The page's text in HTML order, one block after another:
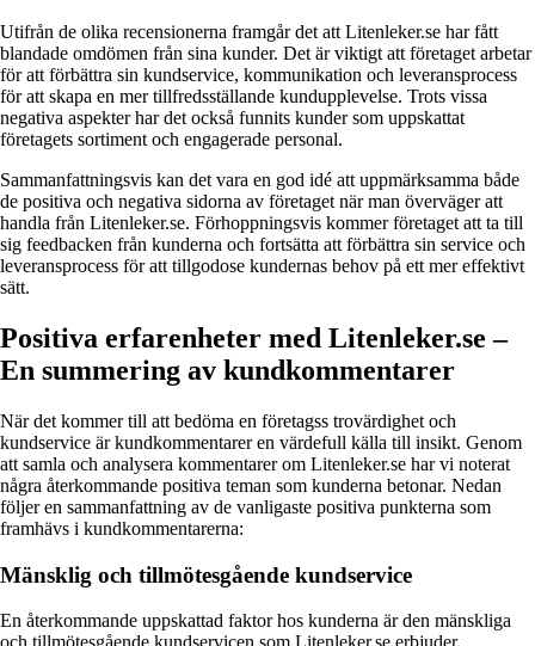
Utifrån de olika recensionerna framgår det att Litenleker.se har fått
blandade omdömen från sina kunder. Det är viktigt att företaget arbetar
för att förbättra sin kundservice, kommunikation och leveransprocess
för att skapa en mer tillfredsställande kundupplevelse. Trots vissa
negativa aspekter har det också funnits kunder som uppskattat
företagets sortiment och engagerade personal.
Sammanfattningsvis kan det vara en god idé att uppmärksamma både
de positiva och negativa sidorna av företaget när man överväger att
handla från Litenleker.se. Förhoppningsvis kommer företaget att ta till
sig feedbacken från kunderna och fortsätta att förbättra sin service och
leveransprocess för att tillgodose kundernas behov på ett mer effektivt
sätt.
Positiva erfarenheter med Litenleker.se –
En summering av kundkommentarer
När det kommer till att bedöma en företagss trovärdighet och
kundservice är kundkommentarer en värdefull källa till insikt. Genom
att samla och analysera kommentarer om Litenleker.se har vi noterat
några återkommande positiva teman som kunderna betonar. Nedan
följer en sammanfattning av de vanligaste positiva punkterna som
framhävs i kundkommentarerna:
Mänsklig och tillmötesgående kundservice
En återkommande uppskattad faktor hos kunderna är den mänskliga